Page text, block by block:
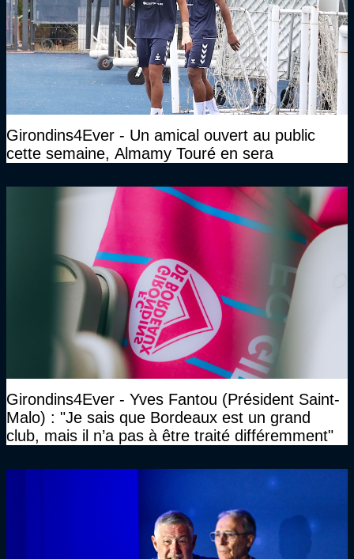
Girondins4Ever - Un amical ouvert au public
cette semaine, Almamy Touré en sera
Girondins4Ever - Yves Fantou (Président Saint-
Malo) : "Je sais que Bordeaux est un grand
club, mais il n’a pas à être traité différemment"